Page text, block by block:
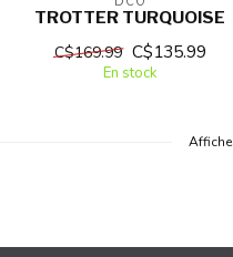
TROTTER TURQUOISE
C$169.99 C$135.99
En stock
Affiche